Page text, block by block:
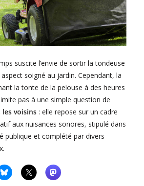
suscite l’envie de sortir la tondeuse
soigné au jardin. Cependant, la
la tonte de la pelouse à des heures
pas à une simple question de
voisins : elle repose sur un cadre
aux nuisances sonores, stipulé dans
publique et complété par divers